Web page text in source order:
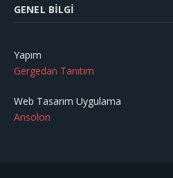
GENEL BILGI
Yapım
Gergedan Tanıtım
Web Tasarım Uygulama
Ansolon